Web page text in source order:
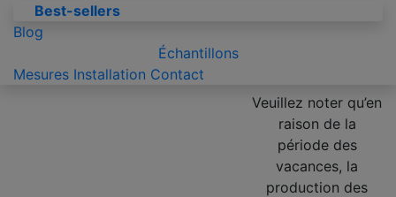
Best-sellers
Blog
Échantillons
Mesures Installation Contact
Veuillez noter qu’en
raison de la
période des
vacances, la
production des